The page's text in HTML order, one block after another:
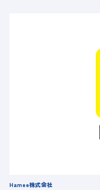
Hamee株式会社